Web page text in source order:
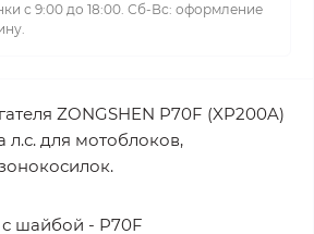
с 9:00 до 18:00. Сб-Вс: оформление
ZONGSHEN P70F (XP200A)
л.с. для мотоблоков,
шайбой - P70F